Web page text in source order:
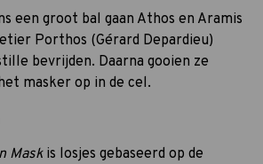
een groot bal gaan Athos en Aramis
Porthos (Gérard Depardieu)
bevrijden. Daarna gooien ze
masker op in de cel.
Maskis losjes gebaseerd op de